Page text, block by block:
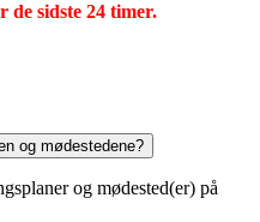
sidste 24 timer.
og mødestedene?
og mødested(er) på